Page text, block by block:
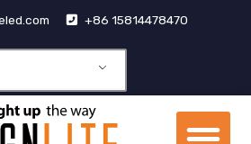
+86 15814478470